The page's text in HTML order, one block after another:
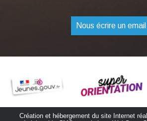
Nous écrire un email
Création et hébergement du site Internet